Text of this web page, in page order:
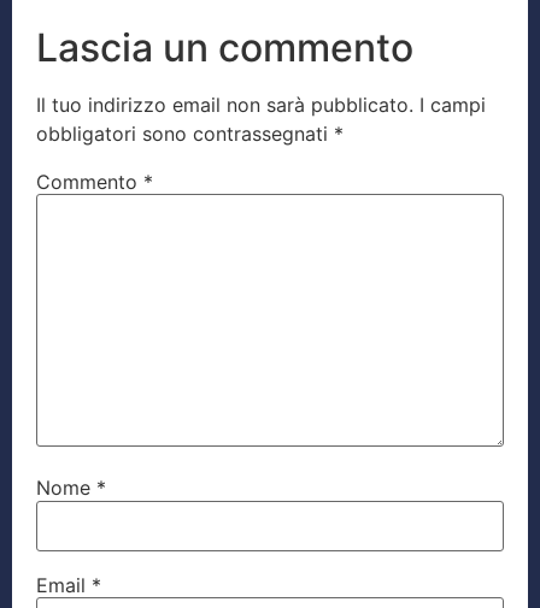
Lascia un commento
Il tuo indirizzo email non sarà pubblicato. I campi
obbligatori sono contrassegnati *
Commento *
Nome *
Email *